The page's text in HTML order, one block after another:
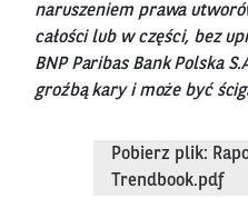
naruszeniem prawa
całości lub w części, bez
BNP Paribas Bank Polska
groźbą kary i może być
Pobierz plik:
Trendbook.pdf